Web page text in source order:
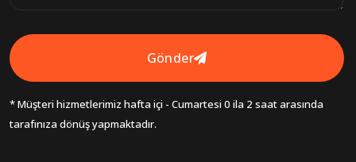
Gönder
* Müşteri hizmetlerimiz hafta içi - Cumartesi 0 ila 2 saat arasında
tarafınıza dönüş yapmaktadır.